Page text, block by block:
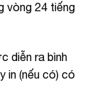
vòng 24 tiếng
diễn ra bình
in (nếu có) có